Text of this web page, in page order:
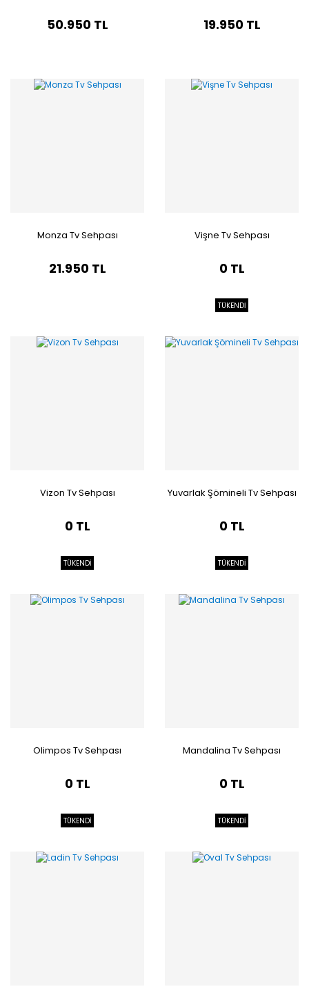
50.950 TL 19.950 TL
Monza Tv Sehpası
21.950 TL
Vişne Tv Sehpası
0 TL
TÜKENDİ
Vizon Tv Sehpası
0 TL
TÜKENDİ
Yuvarlak Şömineli Tv Sehpası
0 TL
TÜKENDİ
Olimpos Tv Sehpası
0 TL
TÜKENDİ
Mandalina Tv Sehpası
0 TL
TÜKENDİ